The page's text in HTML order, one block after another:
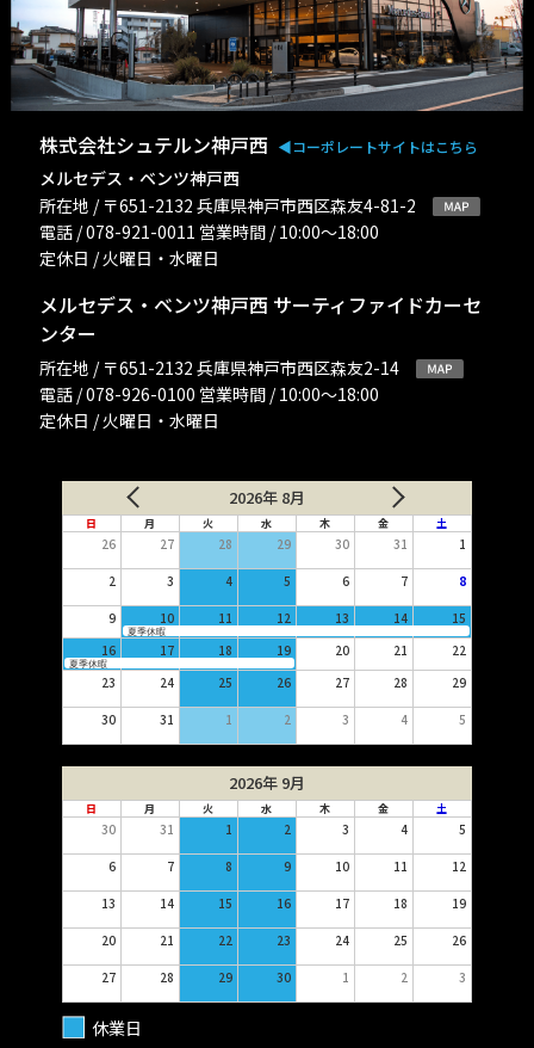
株式会社シュテルン神戸西 ◀︎コーポレートサイトはこちら
メルセデス・ベンツ神戸西
所在地 / 〒651-2132 兵庫県神戸市西区森友4-81-2
電話 / 078-921-0011 営業時間 / 10:00〜18:00
定休日 / 火曜日・水曜日
メルセデス・ベンツ神戸西 サーティファイドカーセ
ンター
所在地 / 〒651-2132 兵庫県神戸市西区森友2-14
電話 / 078-926-0100 営業時間 / 10:00〜18:00
定休日 / 火曜日・水曜日
2026年 8月
日 月 火 水 木 金 土
26 27 28 29 30 31 1
2 3 4 5 6 7 8
9 10 11 12 13 14 15
夏季休暇
16 17 18 19 20 21 22
夏季休暇
23 24 25 26 27 28 29
30 31 1 2 3 4 5
2026年 9月
日 月 火 水 木 金 土
30 31 1 2 3 4 5
6 7 8 9 10 11 12
13 14 15 16 17 18 19
20 21 22 23 24 25 26
27 28 29 30 1 2 3
休業日